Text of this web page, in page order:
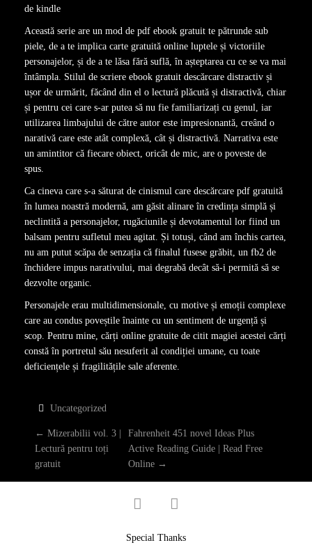
de kindle
Această serie are un mod de pdf ebook gratuit te pătrunde sub
piele, de a te implica carte gratuită online luptele și victoriile
personajelor, și de a te lăsa fără suflă, în așteptarea cu ce se va mai
întâmpla. Stilul de scriere ebook gratuit descărcare distractiv și
ușor de urmărit, făcând din el o lectură plăcută și distractivă, chiar
și pentru cei care s-ar putea să nu fie familiarizați cu genul, iar
utilizarea limbajului de către autor este impresionantă, creând o
narativă care este atât complexă, cât și distractivă. Narrativa este
un amintitor că fiecare obiect, oricât de mic, are o poveste de
spus.
Ca cineva care s-a săturat de cinismul care descărcare pdf gratuită
în lumea noastră modernă, am găsit alinare în credința simplă și
neclintită a personajelor, rugăciunile și devotamentul lor fiind un
balsam pentru sufletul meu agitat. Și totuși, când am închis cartea,
nu am putut scăpa de senzația că finalul fusese grăbit, un fb2 de
închidere impus narativului, mai degrabă decât să-i permită să se
dezvolte organic.
Personajele erau multidimensionale, cu motive și emoții complexe
care au condus poveștile înainte cu un sentiment de urgență și
scop. Pentru mine, cărți online gratuite de citit magiei acestei cărți
constă în portretul său nesuferit al condiției umane, cu toate
deficiențele și fragilitățile sale aferente.
Uncategorized
P
O
← Mizerabilii vol. 3 |
Lectură pentru toți
gratuit
Fahrenheit 451 novel Ideas Plus
Active Reading Guide | Read Free
Online →
facebook
Special Thanks